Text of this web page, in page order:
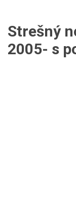
Strešný
2005- s